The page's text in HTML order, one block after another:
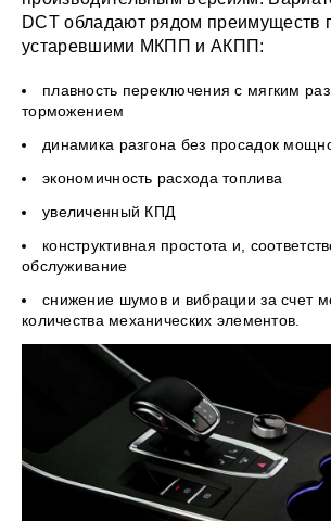
DCT обладают рядом преимуществ
устаревшими МКПП и АКПП:
плавность переключения с мягким
торможением
динамика разгона без просадок
экономичность расхода топлива
увеличенный КПД
конструктивная простота и,
обслуживание
снижение шумов и вибрации за счет
количества механических элементов.